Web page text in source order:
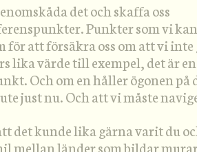
det och skaffa oss
Punkter som vi
för att försäkra oss om att vi
lika värde till exempel, det är
Och om en håller ögonen på
just nu. Och att vi måste
det kunde lika gärna varit du
mellan länder som bildar